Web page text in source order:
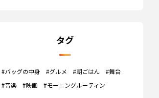
タグ
#バッグの中身 #グルメ #朝ごはん
#舞台
#音楽
#映画 #モーニングルーティン